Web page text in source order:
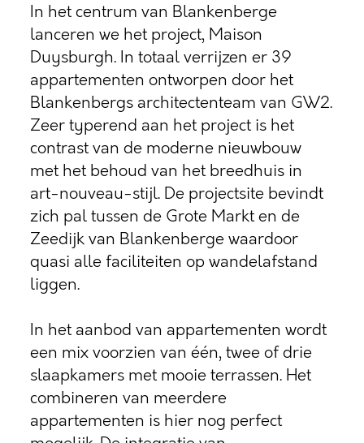
In het centrum van Blankenberge
lanceren we het project, Maison
Duysburgh. In totaal verrijzen er 39
appartementen ontworpen door het
Blankenbergs architectenteam van GW2.
Zeer typerend aan het project is het
contrast van de moderne nieuwbouw
met het behoud van het breedhuis in
art-nouveau-stijl. De projectsite bevindt
zich pal tussen de Grote Markt en de
Zeedijk van Blankenberge waardoor
quasi alle faciliteiten op wandelafstand
liggen.
In het aanbod van appartementen wordt
een mix voorzien van één, twee of drie
slaapkamers met mooie terrassen. Het
combineren van meerdere
appartementen is hier nog perfect